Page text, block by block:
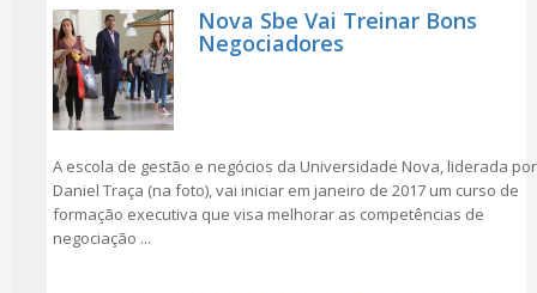
Nova Sbe Vai Treinar Bons
Negociadores
A escola de gestão e negócios da Universidade Nova, liderada por
Daniel Traça (na foto), vai iniciar em janeiro de 2017 um curso de
formação executiva que visa melhorar as competências de
negociação ...